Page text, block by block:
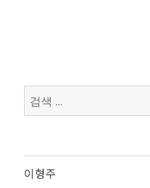
검
색:
이형주